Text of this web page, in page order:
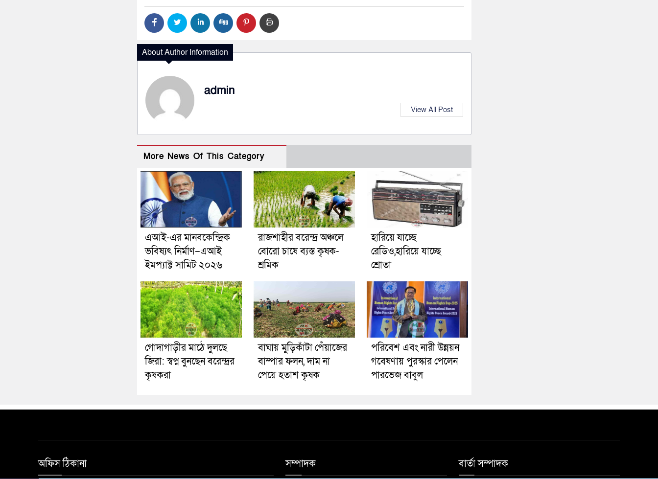
About Author Information
admin
View All Post
More News Of This Category
এআই-এর মানবকেন্দ্রিক
ভবিষ্যৎ নির্মাণ–এআই
ইমপ্যাক্ট সামিট ২০২৬
রাজশাহীর বরেন্দ্র অঞ্চলে
বোরো চাষে ব্যস্ত কৃষক-
শ্রমিক
হারিয়ে যাচ্ছে
রেডিও,হারিয়ে যাচ্ছে
শ্রোতা
গোদাগাড়ীর মাঠে দুলছে
জিরা: স্বপ্ন বুনছেন বরেন্দ্রর
কৃষকরা
বাঘায় মুড়িকাঁটা পেঁয়াজের
বাম্পার ফলন, দাম না
পেয়ে হতাশ কৃষক
পরিবেশ এবং নারী উন্নয়ন
গবেষণায় পুরস্কার পেলেন
পারভেজ বাবুল
অফিস ঠিকানা সম্পাদক বার্তা সম্পাদক